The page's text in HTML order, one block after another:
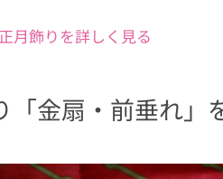
月飾りを詳しく見る
「金扇・前垂れ」